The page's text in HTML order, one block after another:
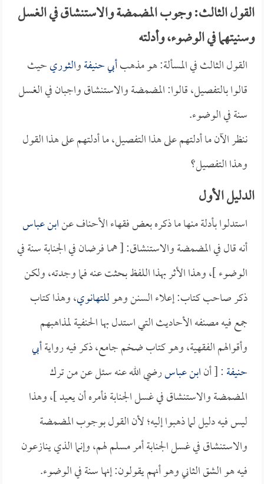
القول الثالث: وجوب المضمضة والاستنشاق في الغسل
وسنيتهما في الوضوء، وأدلته
القول الثالث في المسألة: هو مذهبأبي حنيفةوالثوريحيث
قالوا بالتفصيل، قالوا: المضمضة والاستنشاق واجبان في الغسل
سنة في الوضوء.
ننظر الآن ما أدلتهم على هذا التفصيل، ما أدلتهم على هذا القول
وهذا التفصيل؟
الدليل الأول
استدلوا بأدلة منها ما ذكره بعض فقهاء الأحناف عنابن عباس
أنه قال في المضمضة والاستنشاق: [ هما فرضان في الجنابة سنة في
الوضوء ]، وهذا الأثر بهذا اللفظ بحثت عنه فما وجدته، ولكن
ذكر صاحب كتاب: إعلاء السنن وهوللتهانوي، وهذا كتاب
جمع فيه مصنفه الأحاديث التي استدل بها الحنفية لمذاهبهم
وأقوالهم الفقهية، وهو كتاب ضخم جامع، ذكر فيه روايةأبي
حنيفة: [ أنابن عباسرضي الله عنه سئل عن من ترك
المضمضة والاستنشاق في غسل الجنابة فأمره أن يعيد ]، وهذا
ليس فيه دليل لما ذهبوا إليه؛ لأن القول بوجوب المضمضة
والاستنشاق في غسل الجنابة أمر مسلم لهم، وإنما الذي ينازعون
فيه هو الشق الثاني وهو أنهم يقولون: إنها سنة في الوضوء.